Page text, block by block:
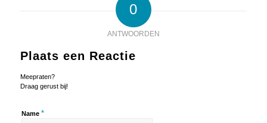
0
ANTWOORDEN
Plaats een Reactie
Meepraten?
Draag gerust bij!
Name *